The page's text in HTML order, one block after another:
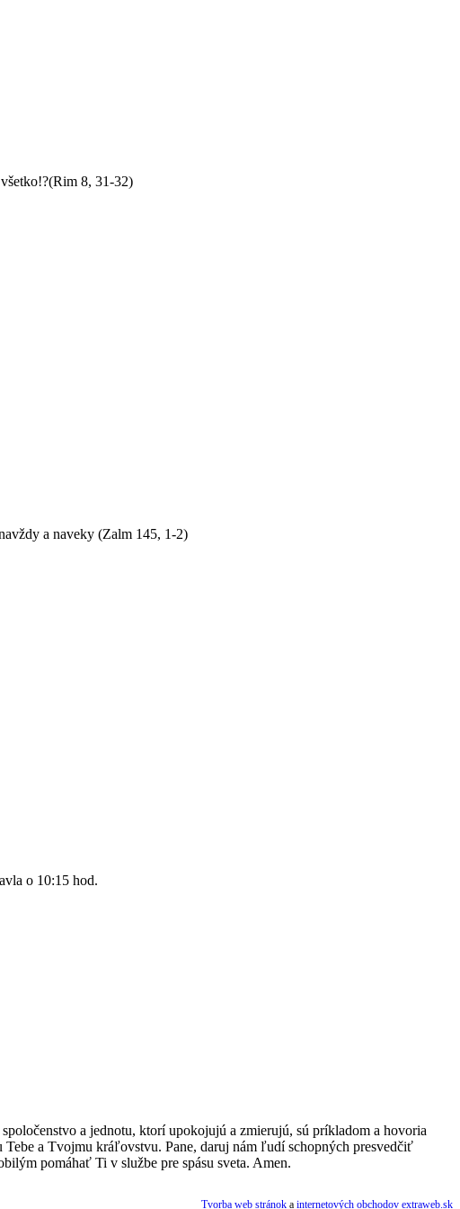
8, 31-32)
a naveky (Zalm 145, 1-2)
o 10:15 hod.
a jednotu, ktorí upokojujú a zmierujú, sú príkladom a hovoria
a Tvojmu kráľovstvu. Pane, daruj nám ľudí schopných presvedčiť
pomáhať Ti v službe pre spásu sveta. Amen.
Tvorba web stránok a internetových obchodov extraweb.sk